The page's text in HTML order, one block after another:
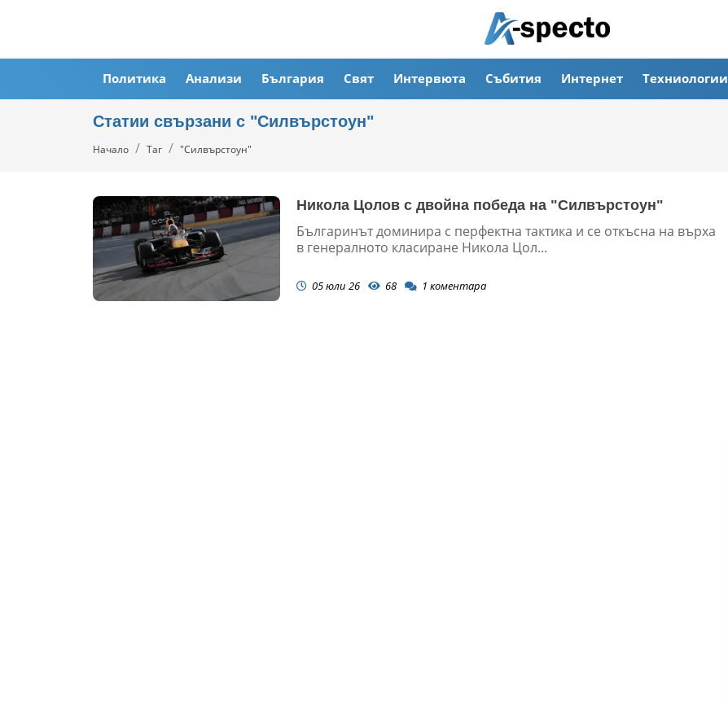
Политика Анализи България Свят Интервюта Събития Интернет Техниологии
Статии свързани с "Силвърстоун"
Начало Таг "Силвърстоун"
Никола Цолов с двойна победа на "Силвърстоун"
Българинът доминира с перфектна тактика и се откъсна на върха
в генералното класиране Никола Цол...
05 юли 26 68 1 коментара